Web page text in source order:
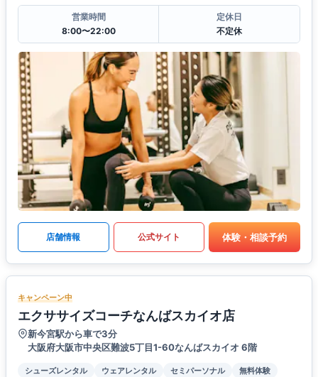
営業時間
8:00〜22:00
定休日
不定休
店舗情報 公式サイト 体験・相談予約
キャンペーン中
エクササイズコーチなんばスカイオ店
新今宮駅から車で3分
大阪府大阪市中央区難波5丁目1-60なんばスカイオ 6階
シューズレンタル ウェアレンタル セミパーソナル
無料体験